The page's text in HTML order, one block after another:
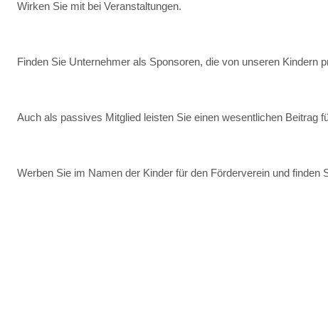
Wirken Sie mit bei Veranstaltungen.
Finden Sie Unternehmer als Sponsoren, die von unseren
Auch als passives Mitglied leisten Sie einen wesentlichen Beitrag
Werben Sie im Namen der Kinder für den Förderverein und finden